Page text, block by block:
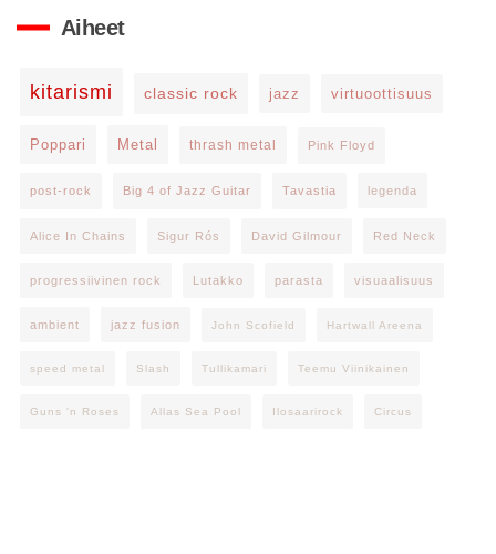
Aiheet
kitarismi classic rock jazz virtuoottisuus
Poppari Metal thrash metal Pink Floyd
post-rock Big 4 of Jazz Guitar Tavastia legenda
Alice In Chains Sigur Rós David Gilmour Red Neck
progressiivinen rock Lutakko parasta visuaalisuus
ambient jazz fusion John Scofield Hartwall Areena
speed metal Slash Tullikamari Teemu Viinikainen
Guns 'n Roses Allas Sea Pool Ilosaarirock Circus